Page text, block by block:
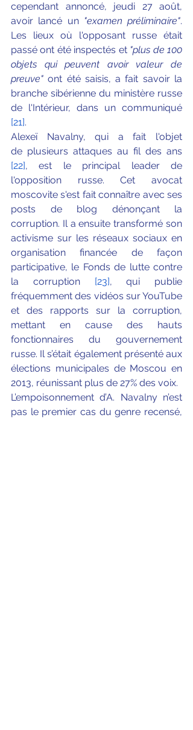
cependant annoncé, jeudi 27 août,
avoir lancé un "examen préliminaire".
Les lieux où l'opposant russe était
passé ont été inspectés et "plus de 100
objets qui peuvent avoir valeur de
preuve" ont été saisis, a fait savoir la
branche sibérienne du ministère russe
[21].
Alexeï Navalny, qui a fait l'objet
[22], est le principal leader de
l'opposition russe. Cet avocat
moscovite s'est fait connaître avec ses
posts de blog dénonçant la
corruption. Il a ensuite transformé son
activisme sur les réseaux sociaux en
organisation financée de façon
participative, le Fonds de lutte contre
la corruption
[23], qui publie
fréquemment des vidéos sur YouTube
et des rapports sur la corruption,
mettant en cause des hauts
fonctionnaires du gouvernement
russe. Il s’était également présenté aux
élections municipales de Moscou en
2013, réunissant plus de 27% des voix.
L’empoisonnement d’A. Navalny n’est
pas le premier cas du genre recensé,